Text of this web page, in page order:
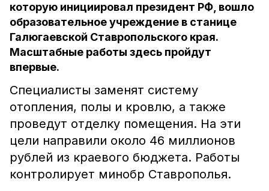
которую инициировал президент РФ, вошло
образовательное учреждение в станице
Галюгаевской Ставропольского края.
Масштабные работы здесь пройдут
впервые.
Специалисты заменят систему
отопления, полы и кровлю, а также
проведут отделку помещения. На эти
цели направили около 46 миллионов
рублей из краевого бюджета. Работы
контролирует минобр Ставрополья.